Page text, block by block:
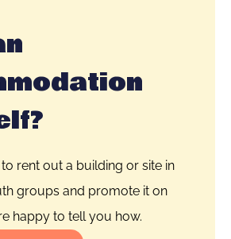
rent out a building or site in
groups and promote it on
happy to tell you how.